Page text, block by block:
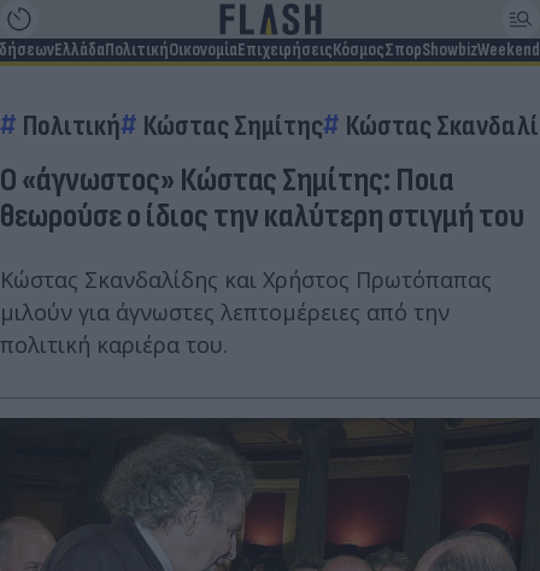
ΕλλάδαΠολιτικήΟικονομίαΕπιχειρήσειςΚόσμοςΣπορShowbizWeekend
Πολιτική Κώστας Σημίτης Κώστας
Ο «άγνωστος» Κώστας Σημίτης: Ποια
θεωρούσε ο ίδιος την καλύτερη στιγμή του
Κώστας Σκανδαλίδης και Χρήστος Πρωτόπαπας
μιλούν για άγνωστες λεπτομέρειες από την
πολιτική καριέρα του.